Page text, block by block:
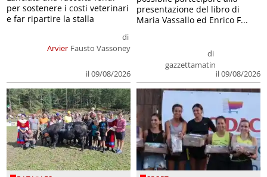
Arvier
di
Fausto Vassoney
il 09/08/2026
per sostenere i costi veterinari
e far ripartire la stalla
di
gazzettamatin
il 09/08/2026
presentazione del libro di
Maria Vassallo ed Enrico F...